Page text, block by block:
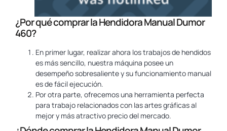
¿Por qué comprar la Hendidora Manual Dumor
460?
En primer lugar, realizar ahora los trabajos de hendidos
es más sencillo, nuestra máquina posee un
desempeño sobresaliente y su funcionamiento manual
es de fácil ejecución.
Por otra parte, ofrecemos una herramienta perfecta
para trabajo relacionados con las artes gráficas al
mejor y más atractivo precio del mercado.